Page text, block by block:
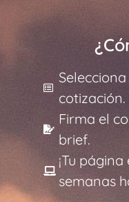
cotización.
Firma el
brief.
¡Tu
semanas